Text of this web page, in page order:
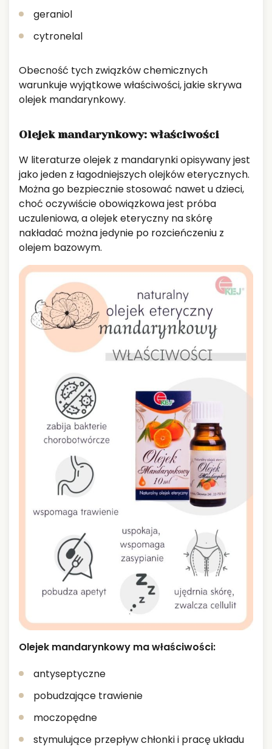
geraniol
cytronelal
Obecność tych związków chemicznych
warunkuje wyjątkowe właściwości, jakie skrywa
olejek mandarynkowy.
Olejek mandarynkowy: właściwości
W literaturze olejek z mandarynki opisywany jest
jako jeden z łagodniejszych olejków eterycznych.
Można go bezpiecznie stosować nawet u dzieci,
choć oczywiście obowiązkowa jest próba
uczuleniowa, a olejek eteryczny na skórę
nakładać można jedynie po rozcieńczeniu z
olejem bazowym.
Olejek mandarynkowy ma właściwości:
antyseptyczne
pobudzające trawienie
moczopędne
stymulujące przepływ chłonki i pracę układu